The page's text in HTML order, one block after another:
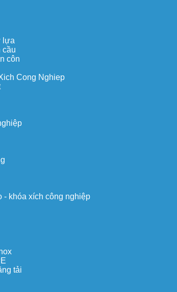
lựa
cầu
côn
Cong Nghiep
- khóa xích công nghiệp
tải